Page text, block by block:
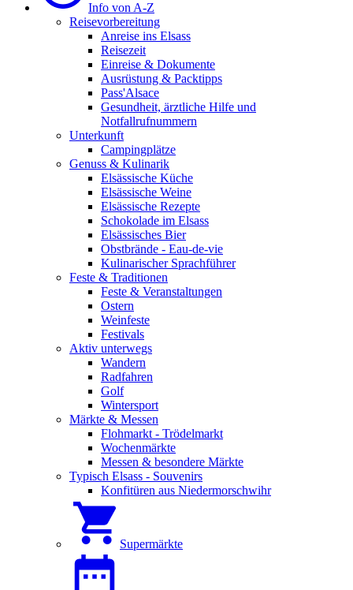
Info von A-Z
Reisevorbereitung
Anreise ins Elsass
Reisezeit
Einreise & Dokumente
Ausrüstung & Packtipps
Pass'Alsace
Gesundheit, ärztliche Hilfe und
Notfallrufnummern
Unterkunft
Campingplätze
Genuss & Kulinarik
Elsässische Küche
Elsässische Weine
Elsässische Rezepte
Schokolade im Elsass
Elsässisches Bier
Obstbrände - Eau-de-vie
Kulinarischer Sprachführer
Feste & Traditionen
Feste & Veranstaltungen
Ostern
Weinfeste
Festivals
Aktiv unterwegs
Wandern
Radfahren
Golf
Wintersport
Märkte & Messen
Flohmarkt - Trödelmarkt
Wochenmärkte
Messen & besondere Märkte
Typisch Elsass - Souvenirs
Konfitüren aus Niedermorschwihr
Supermärkte